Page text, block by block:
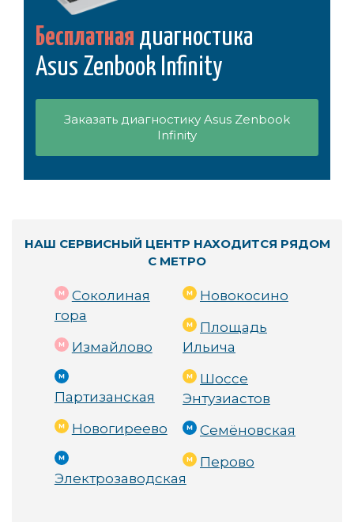
Бесплатная диагностика
Asus Zenbook Infinity
Заказать диагностику Asus Zenbook
Infinity
НАШ СЕРВИСНЫЙ ЦЕНТР НАХОДИТСЯ РЯДОМ
С МЕТРО
Соколиная
гора
Измайлово
Партизанская
Новогиреево
Электрозаводская
Новокосино
Площадь
Ильича
Шоссе
Энтузиастов
Семёновская
Перово